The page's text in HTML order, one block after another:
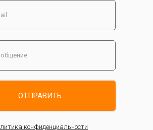
ОТПРАВИТЬ
конфиденциальности